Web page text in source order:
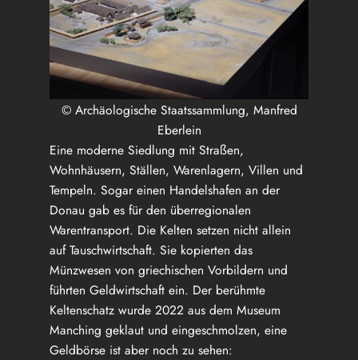
© Archäologische Staatssammlung, Manfred
Eberlein
Eine moderne Siedlung mit Straßen,
Wohnhäusern, Ställen, Warenlagern, Villen und
Tempeln. Sogar einen Handelshafen an der
Donau gab es für den überregionalen
Warentransport. Die Kelten setzen nicht allein
auf Tauschwirtschaft. Sie kopierten das
Münzwesen von griechischen Vorbildern und
führten Geldwirtschaft ein. Der berühmte
Keltenschatz wurde 2022 aus dem Museum
Manching geklaut und eingeschmolzen, eine
Geldbörse ist aber noch zu sehen: